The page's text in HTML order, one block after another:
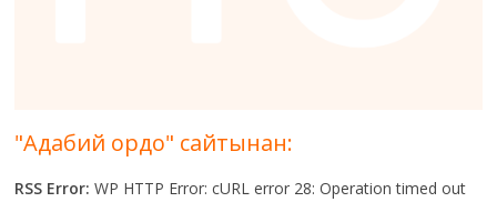
"Адабий ордо" сайтынан:
RSS Error: WP HTTP Error: cURL error 28: Operation timed out